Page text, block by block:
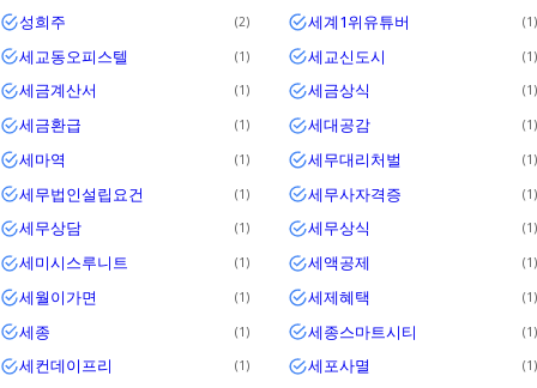
성희주 2 세계1위유튜버 1
세교동오피스텔 1 세교신도시 1
세금계산서 1 세금상식 1
세금환급 1 세대공감 1
세마역 1 세무대리처벌 1
세무법인설립요건 1 세무사자격증 1
세무상담 1 세무상식 1
세미시스루니트 1 세액공제 1
세월이가면 1 세제혜택 1
세종 1 세종스마트시티 1
세컨데이프리 1 세포사멸 1